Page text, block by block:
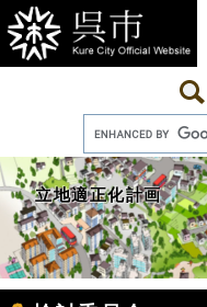
ー
ジ
の
ニ
ュ
ー
て
本
へ
立地適正化計画